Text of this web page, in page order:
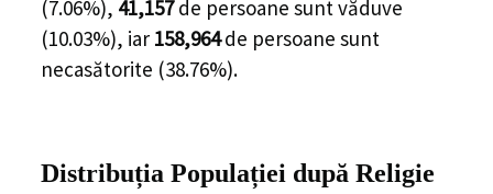
(7.06%), 41,157 de persoane sunt văduve
(10.03%), iar 158,964 de persoane sunt
necasătorite (38.76%).
Distribuția Populației după Religie